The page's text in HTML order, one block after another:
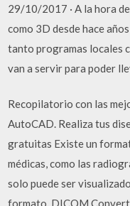
29/10/2017 · A la hora
como 3D desde hace
tanto programas locales
van a servir para poder
Recopilatorio con las
AutoCAD. Realiza tus
gratuitas Existe un
médicas, como las
solo puede ser
formato. DICOM